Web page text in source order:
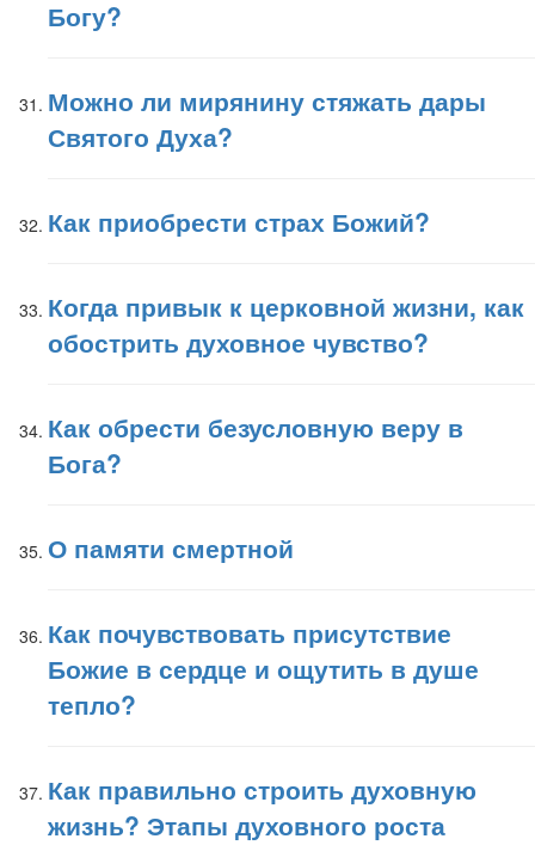
Богу?
Можно ли мирянину стяжать дары
Святого Духа?
Как приобрести страх Божий?
Когда привык к церковной жизни, как
обострить духовное чувство?
Как обрести безусловную веру в
Бога?
О памяти смертной
Как почувствовать присутствие
Божие в сердце и ощутить в душе
тепло?
Как правильно строить духовную
жизнь? Этапы духовного роста